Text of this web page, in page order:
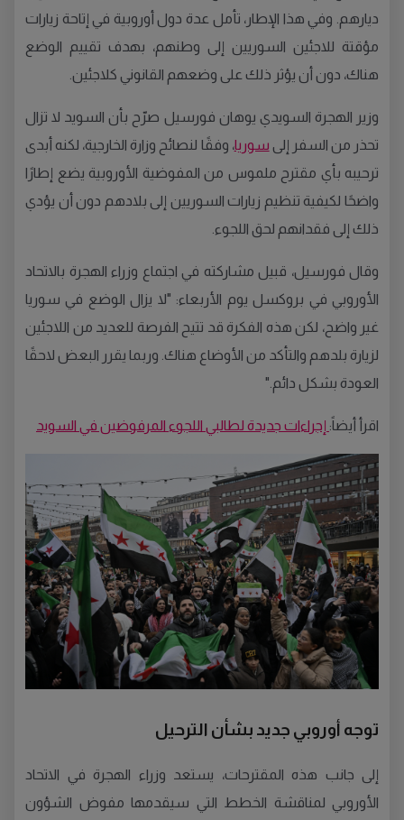
ديارهم. وفي هذا الإطار، تأمل عدة دول أوروبية في إتاحة زيارات
مؤقتة للاجئين السوريين إلى وطنهم، بهدف تقييم الوضع
هناك، دون أن يؤثر ذلك على وضعهم القانوني كلاجئين.
وزير الهجرة السويدي يوهان فورسيل صرّح بأن السويد لا تزال
تحذر من السفر إلى سوريا، وفقًا لنصائح وزارة الخارجية، لكنه أبدى
ترحيبه بأي مقترح ملموس من المفوضية الأوروبية يضع إطارًا
واضحًا لكيفية تنظيم زيارات السوريين إلى بلادهم دون أن يؤدي
ذلك إلى فقدانهم لحق اللجوء.
وقال فورسيل، قبيل مشاركته في اجتماع وزراء الهجرة بالاتحاد
الأوروبي في بروكسل يوم الأربعاء: "لا يزال الوضع في سوريا
غير واضح، لكن هذه الفكرة قد تتيح الفرصة للعديد من اللاجئين
لزيارة بلدهم والتأكد من الأوضاع هناك. وربما يقرر البعض لاحقًا
العودة بشكل دائم."
اقرأ أيضاً: إجراءات جديدة لطالبي اللجوء المرفوضين في السويد
توجه أوروبي جديد بشأن الترحيل
إلى جانب هذه المقترحات، يستعد وزراء الهجرة في الاتحاد
الأوروبي لمناقشة الخطط التي سيقدمها مفوض الشؤون